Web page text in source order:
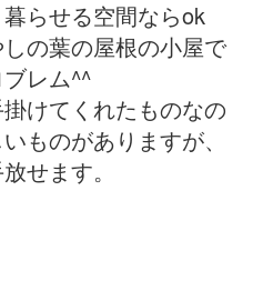
らせる空間ならok
の葉の屋根の小屋で
ブレム^^
けてくれたものなの
ものがありますが、
せます。